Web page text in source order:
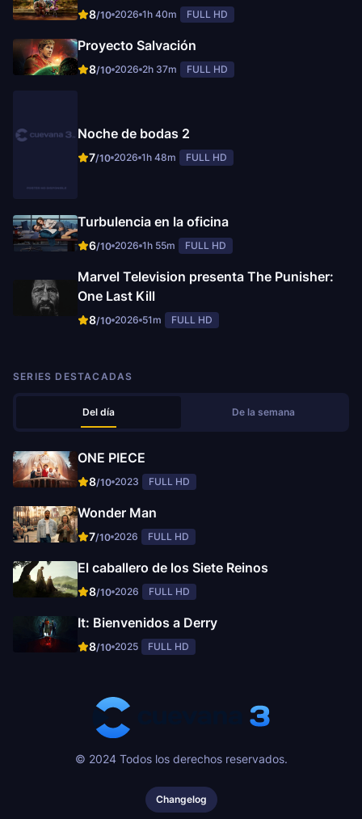
8/10 2026 1h 40m FULL HD
Proyecto Salvación
8/10 2026 2h 37m FULL HD
Noche de bodas 2
7/10 2026 1h 48m FULL HD
Turbulencia en la oficina
6/10 2026 1h 55m FULL HD
Marvel Television presenta The Punisher:
One Last Kill
8/10 2026 51m FULL HD
SERIES DESTACADAS
Del día De la semana
ONE PIECE
8/10 2023 FULL HD
Wonder Man
7/10 2026 FULL HD
El caballero de los Siete Reinos
8/10 2026 FULL HD
It: Bienvenidos a Derry
8/10 2025 FULL HD
© 2024 Todos los derechos reservados.
Changelog